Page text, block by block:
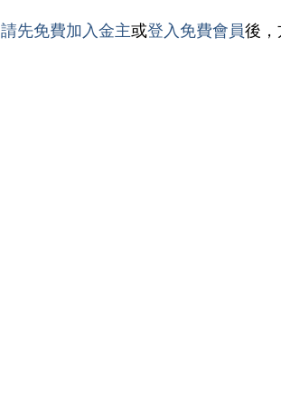
請先免費加入金主或登入免費會員後，